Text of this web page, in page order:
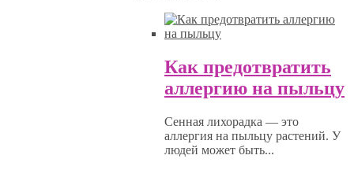
Как предотвратить
аллергию на пыльцу
Сенная лихорадка — это
аллергия на пыльцу растений. У
людей может быть...